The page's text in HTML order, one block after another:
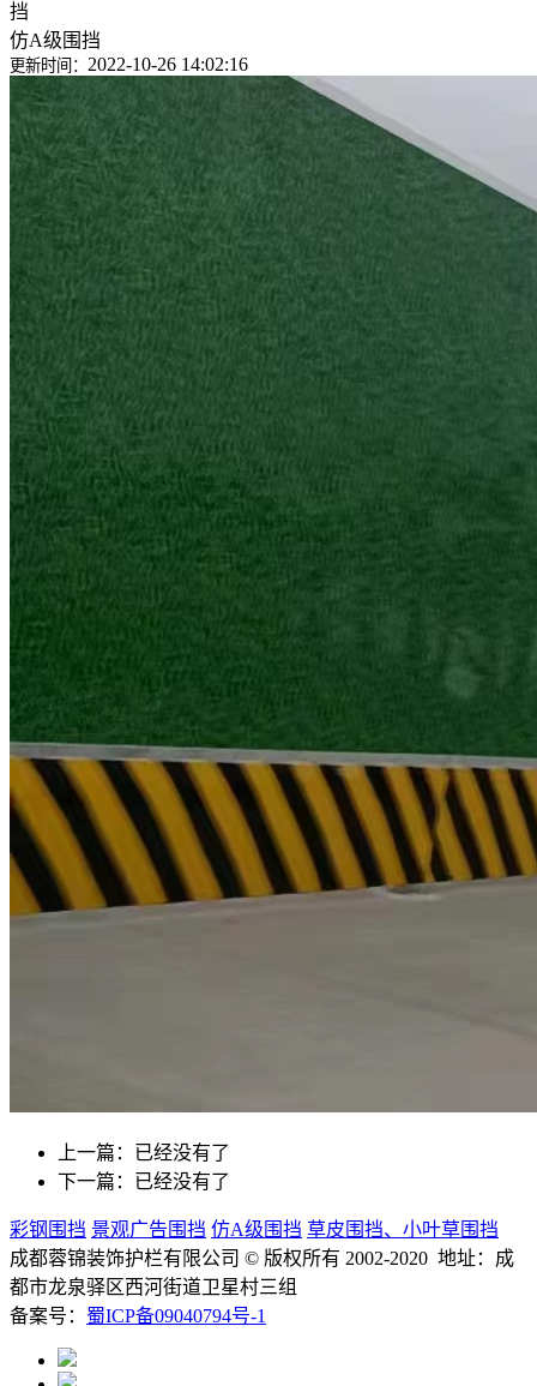
挡
仿A级围挡
更新时间： 2022-10-26 14:02:16
上一篇：已经没有了
下一篇：已经没有了
彩钢围挡 景观广告围挡 仿A级围挡 草皮围挡、小叶草围挡
成都蓉锦装饰护栏有限公司 © 版权所有 2002-2020 地址：成
都市龙泉驿区西河街道卫星村三组
备案号： 蜀ICP备09040794号-1